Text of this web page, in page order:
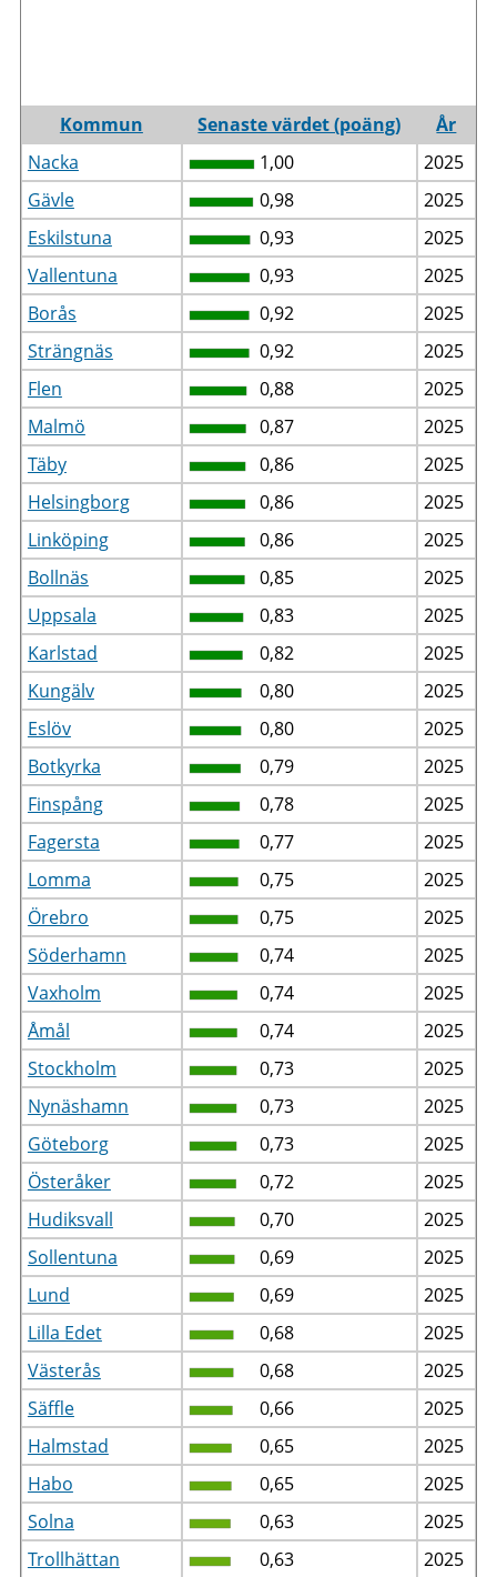
Kommun Senaste värdet (poäng)
År
Nacka
1,00
2025
Gävle
0,98
2025
Eskilstuna
0,93
2025
Vallentuna
0,93
2025
Borås
0,92
2025
Strängnäs
0,92
2025
Flen
0,88
2025
Malmö
0,87
2025
Täby
0,86
2025
Helsingborg
0,86
2025
Linköping
0,86
2025
Bollnäs
0,85
2025
Uppsala
0,83
2025
Karlstad
0,82
2025
Kungälv
0,80
2025
Eslöv
0,80
2025
Botkyrka
0,79
2025
Finspång
0,78
2025
Fagersta
0,77
2025
Lomma
0,75
2025
Örebro
0,75
2025
Söderhamn
0,74
2025
Vaxholm
0,74
2025
Åmål
0,74
2025
Stockholm
0,73
2025
Nynäshamn
0,73
2025
Göteborg
0,73
2025
Österåker
0,72
2025
Hudiksvall
0,70
2025
Sollentuna
0,69
2025
Lund
0,69
2025
Lilla Edet
0,68
2025
Västerås
0,68
2025
Säffle
0,66
2025
Halmstad
0,65
2025
Habo
0,65
2025
Solna
0,63
2025
Trollhättan
0,63 2025